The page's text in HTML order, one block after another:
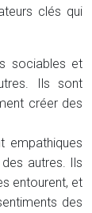
clés qui
sociables et
Ils sont
créer des
empathiques
autres. Ils
entourent, et
des